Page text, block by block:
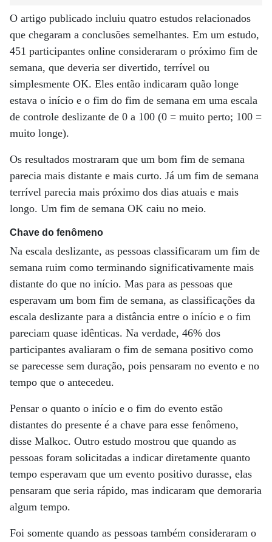
O artigo publicado incluiu quatro estudos relacionados
que chegaram a conclusões semelhantes. Em um estudo,
451 participantes online consideraram o próximo fim de
semana, que deveria ser divertido, terrível ou
simplesmente OK. Eles então indicaram quão longe
estava o início e o fim do fim de semana em uma escala
de controle deslizante de 0 a 100 (0 = muito perto; 100 =
muito longe).
Os resultados mostraram que um bom fim de semana
parecia mais distante e mais curto. Já um fim de semana
terrível parecia mais próximo dos dias atuais e mais
longo. Um fim de semana OK caiu no meio.
Chave do fenômeno
Na escala deslizante, as pessoas classificaram um fim de
semana ruim como terminando significativamente mais
distante do que no início. Mas para as pessoas que
esperavam um bom fim de semana, as classificações da
escala deslizante para a distância entre o início e o fim
pareciam quase idênticas. Na verdade, 46% dos
participantes avaliaram o fim de semana positivo como
se parecesse sem duração, pois pensaram no evento e no
tempo que o antecedeu.
Pensar o quanto o início e o fim do evento estão
distantes do presente é a chave para esse fenômeno,
disse Malkoc. Outro estudo mostrou que quando as
pessoas foram solicitadas a indicar diretamente quanto
tempo esperavam que um evento positivo durasse, elas
pensaram que seria rápido, mas indicaram que demoraria
algum tempo.
Foi somente quando as pessoas também consideraram o